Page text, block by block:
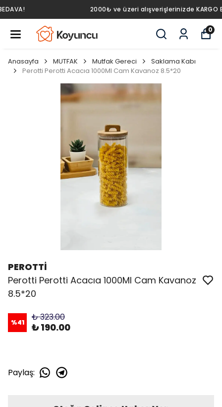
2000₺ ve üzeri alışverişlerinizde KARGO BEDAVA!
0
Anasayfa MUTFAK Mutfak Gereci
Saklama Kabı
Perotti Perotti Acacıa 1000Ml Cam Kavanoz 8.5*20
PEROTTİ
Perotti Perotti Acacıa 1000Ml Cam Kavanoz
8.5*20
%41 ₺ 323.00
₺ 190.00
Paylaş: